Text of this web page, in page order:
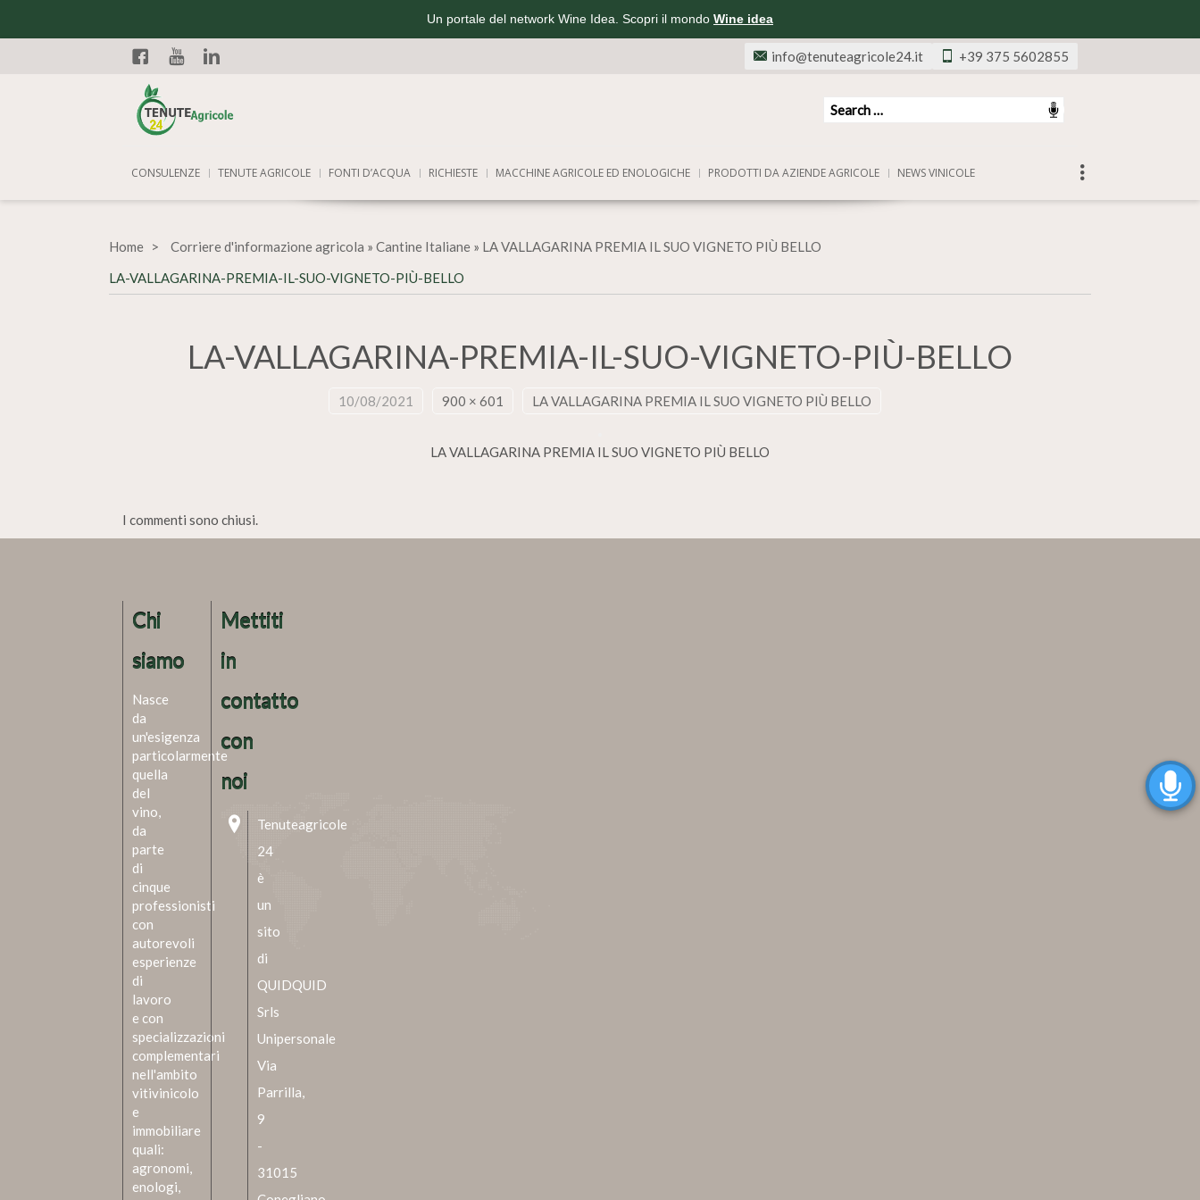
Un portale del network Wine Idea. Scopri il mondo Wine idea
Facebook
+39 375 5602855
info@tenuteagricole24.it
CONSULENZE TENUTE AGRICOLE FONTI D’ACQUA RICHIESTE MACCHINE AGRICOLE ED ENOLOGICHE PRODOTTI DA AZIENDE AGRICOLE NEWS VINICOLE
Home Corriere d'informazione agricola » Cantine Italiane » LA VALLAGARINA PREMIA IL SUO VIGNETO PIÙ BELLO
LA-VALLAGARINA-PREMIA-IL-SUO-VIGNETO-PIÙ-BELLO
LA-VALLAGARINA-PREMIA-IL-SUO-VIGNETO-PIÙ-BELLO
10/08/2021 900 × 601 LA VALLAGARINA PREMIA IL SUO VIGNETO PIÙ BELLO
LA VALLAGARINA PREMIA IL SUO VIGNETO PIÙ BELLO
I commenti sono chiusi.
Chi
siamo
Nasce
da
un'esigenza
particolarmente
quella
del
vino,
da
parte
di
cinque
professionisti
con
autorevoli
esperienze
di
lavoro
e con
specializzazioni
complementari
nell'ambito
vitivinicolo
e
immobiliare
quali:
agronomi,
enologi,
Mettiti
in
contatto
con
noi
Tenuteagricole
24
è
un
sito
di
QUIDQUID
Srls
Unipersonale
Via
Parrilla,
9
-
31015